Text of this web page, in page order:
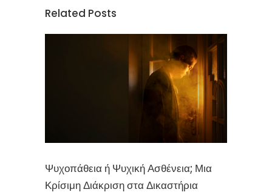
Related Posts
Ψυχοπάθεια ή Ψυχική Ασθένεια; Μια
Κρίσιμη Διάκριση στα Δικαστήρια